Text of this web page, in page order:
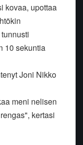
kovaa, upottaa
10 sekuntia
Joni Nikko
meni nelisen
kertasi